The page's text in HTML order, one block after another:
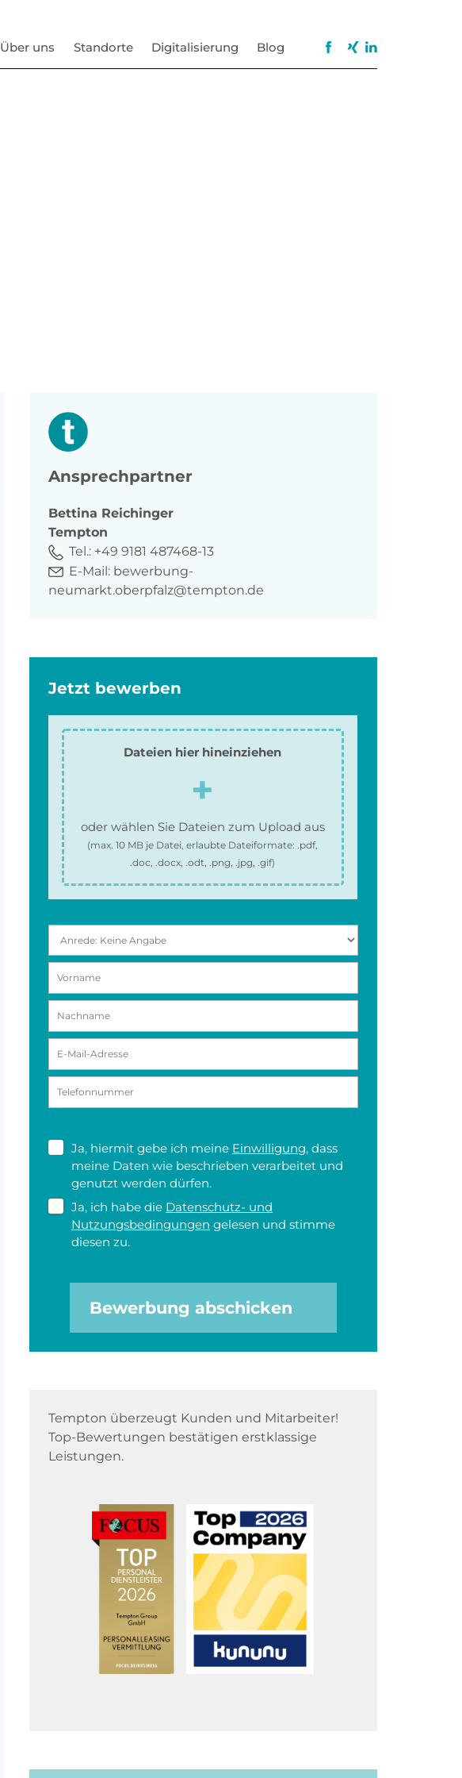
Über uns Standorte Digitalisierung Blog
Ansprechpartner
Bettina Reichinger
Tempton
Tel.: +49 9181 487468-13
E-Mail: bewerbung-
neumarkt.oberpfalz@tempton.de
Jetzt bewerben
Dateien hier hineinziehen
oder wählen Sie Dateien zum Upload aus
(max.10 MB je Datei, erlaubte Dateiformate:.pdf,
.doc, .docx, .odt, .png, .jpg, .gif)
Ja, hiermit gebe ich meine Einwilligung, dass
meine Daten wie beschrieben verarbeitet und
genutzt werden dürfen.
Ja, ich habe die Datenschutz- und
Nutzungsbedingungen gelesen und stimme
diesen zu.
Bewerbung abschicken
Tempton überzeugt Kunden und Mitarbeiter!
Top-Bewertungen bestätigen erstklassige
Leistungen.